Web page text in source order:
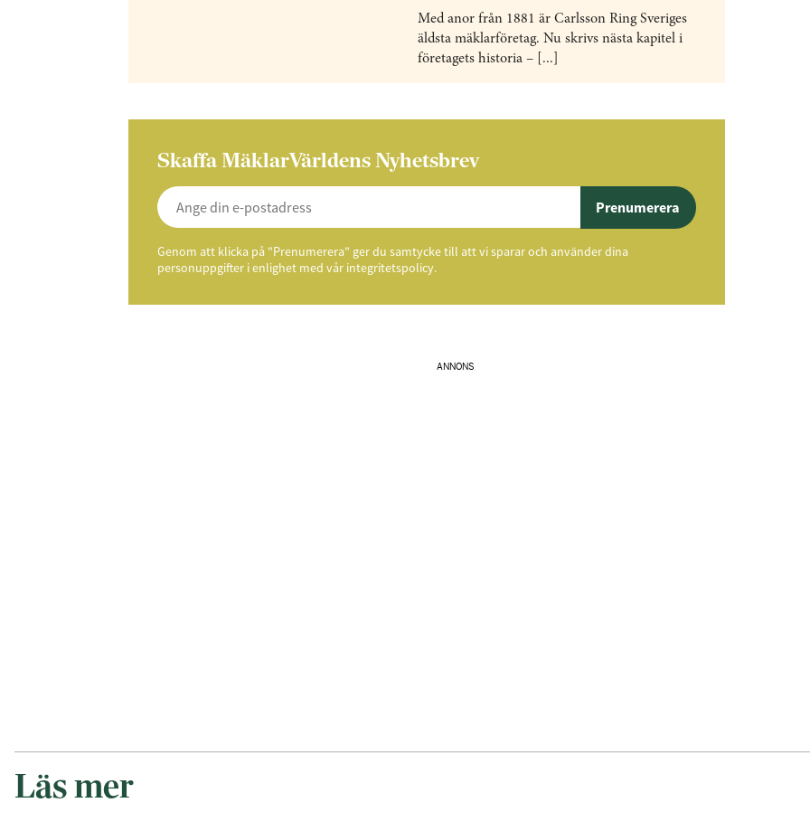
Med anor från 1881 är Carlsson Ring Sveriges
äldsta mäklarföretag. Nu skrivs nästa kapitel i
företagets historia – [...]
Skaffa MäklarVärldens Nyhetsbrev
Prenumerera
Genom att klicka på "Prenumerera" ger du samtycke till att vi sparar och använder dina
personuppgifter i enlighet med vår integritetspolicy.
ANNONS
Läs mer